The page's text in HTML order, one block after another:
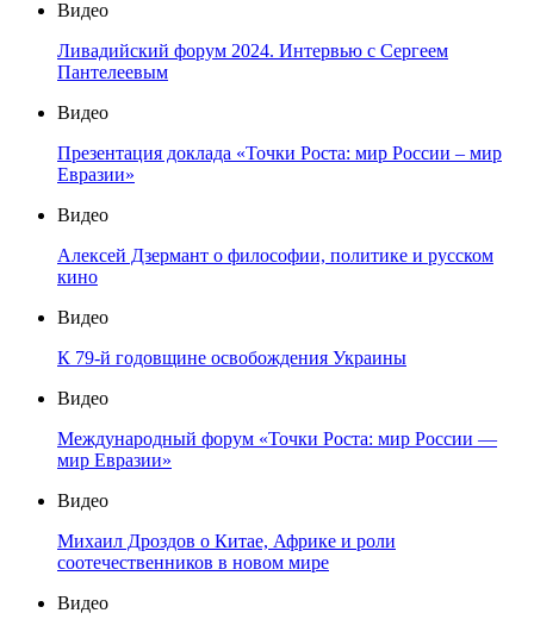
Видео
Ливадийский форум 2024. Интервью с Сергеем
Пантелеевым
Видео
Презентация доклада «Точки Роста: мир России – мир
Евразии»
Видео
Алексей Дзермант о философии, политике и русском
кино
Видео
К 79-й годовщине освобождения Украины
Видео
Международный форум «Точки Роста: мир России —
мир Евразии»
Видео
Михаил Дроздов о Китае, Африке и роли
соотечественников в новом мире
Видео